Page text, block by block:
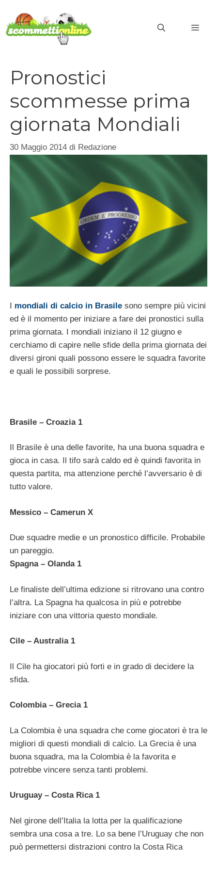
contenuto
Pronostici
scommesse prima
giornata Mondiali
30 Maggio 2014 di Redazione
I mondiali di calcio in Brasile sono sempre più vicini
ed è il momento per iniziare a fare dei pronostici sulla
prima giornata. I mondiali iniziano il 12 giugno e
cerchiamo di capire nelle sfide della prima giornata dei
diversi gironi quali possono essere le squadra favorite
e quali le possibili sorprese.
Brasile – Croazia 1
Il Brasile è una delle favorite, ha una buona squadra e
gioca in casa. Il tifo sarà caldo ed è quindi favorita in
questa partita, ma attenzione perché l’avversario è di
tutto valore.
Messico – Camerun X
Due squadre medie e un pronostico difficile. Probabile
un pareggio.
Spagna – Olanda 1
Le finaliste dell’ultima edizione si ritrovano una contro
l’altra. La Spagna ha qualcosa in più e potrebbe
iniziare con una vittoria questo mondiale.
Cile – Australia 1
Il Cile ha giocatori più forti e in grado di decidere la
sfida.
Colombia – Grecia 1
La Colombia è una squadra che come giocatori è tra le
migliori di questi mondiali di calcio. La Grecia è una
buona squadra, ma la Colombia è la favorita e
potrebbe vincere senza tanti problemi.
Uruguay – Costa Rica 1
Nel girone dell’Italia la lotta per la qualificazione
sembra una cosa a tre. Lo sa bene l’Uruguay che non
può permettersi distrazioni contro la Costa Rica